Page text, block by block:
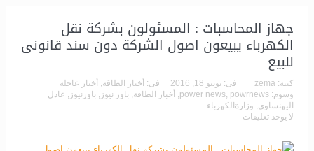
جهاز المحاسبات : المسئولون بشركة نقل
الكهرباء يبيعون اصول الشركة دون سند قانونى
للبيع
كتبه: zema فى: يونيو 18, 2016 فى: أخبار الطاقة, أخبار عاجلة
وسوم:
power news, powrnews
, أخبار الطاقة, باور نيوز , باورنيوز , عادل
اليهنساوي, وزارةالكهرباء
لا يوجد تعليقات